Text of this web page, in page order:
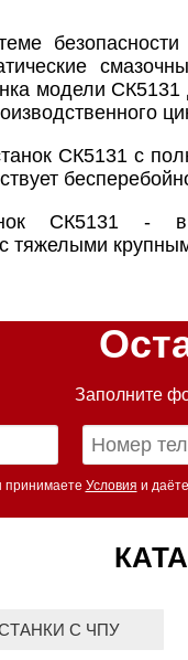
модели
СК5131 с
СК5131
тяжелыми
Заполните
принимаете Условия и
С ЧПУ